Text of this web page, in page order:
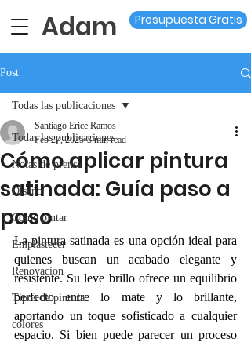
Adam Presupuesta Gratis
Post
Todas las publicaciones
Notas de prensa
Diseño
Como pintar
Emplastecer
Renovacion
Tipos de pintura
colores
Todas las publicaciones
Cómo aplicar pintura
satinada: Guía paso a
paso
Santiago Erice Ramos
Feb 27, 2025 3 min read
La pintura satinada es una opción ideal para
quienes buscan un acabado elegante y
resistente. Su leve brillo ofrece un equilibrio
perfecto entre lo mate y lo brillante,
aportando un toque sofisticado a cualquier
espacio. Si bien puede parecer un proceso